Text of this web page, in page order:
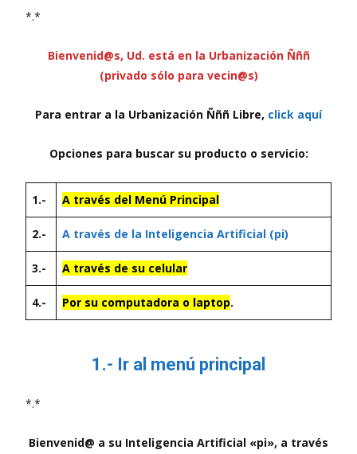
*.*
Bienvenid@s, Ud. está en la Urbanización Ñññ
(privado sólo para vecin@s)
Para entrar a la Urbanización Ñññ Libre, click aquí
Opciones para buscar su producto o servicio:
1.- A través del Menú Principal
2.- A través de la Inteligencia Artificial (pi)
3.- A través de su celular
4.- Por su computadora o laptop.
1.- Ir al menú principal
*.*
Bienvenid@ a su Inteligencia Artificial «pi», a través